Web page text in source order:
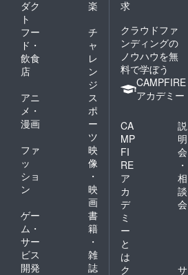
す。クラファン終了ま
で残りわずかですが引
き続きよろしくお願い
いたします。
ダク
ト
楽
フー
ド・
飲食
店
チ
ャ
レ
ン
ジ
アニ
メ・
漫画
ス
ポ
ー
ツ
ファ
ッ
ショ
ン
映
像
・
映
画
ゲー
ム・
サー
ビス
開発
書
籍
・
雑
誌
求
クラウドファ
ンディングの
ノウハウを無
料で学ぼう
CAMPFIRE
アカデミー
CA
MP
FI
RE
ア
カ
デ
ミ
ー
と
は
説
明
会
・
相
談
会
ク
サ